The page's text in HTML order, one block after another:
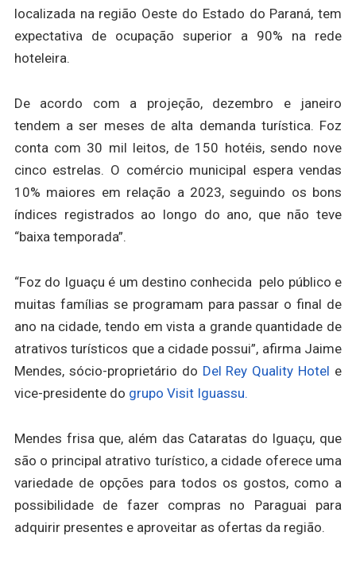
localizada na região Oeste do Estado do Paraná, tem
expectativa de ocupação superior a 90% na rede
hoteleira.
De acordo com a projeção, dezembro e janeiro
tendem a ser meses de alta demanda turística. Foz
conta com 30 mil leitos, de 150 hotéis, sendo nove
cinco estrelas. O comércio municipal espera vendas
10% maiores em relação a 2023, seguindo os bons
índices registrados ao longo do ano, que não teve
“baixa temporada”.
“Foz do Iguaçu é um destino conhecida pelo público e
muitas famílias se programam para passar o final de
ano na cidade, tendo em vista a grande quantidade de
atrativos turísticos que a cidade possui”, afirma Jaime
Mendes, sócio-proprietário do Del Rey Quality Hotel e
vice-presidente do grupo Visit Iguassu.
Mendes frisa que, além das Cataratas do Iguaçu, que
são o principal atrativo turístico, a cidade oferece uma
variedade de opções para todos os gostos, como a
possibilidade de fazer compras no Paraguai para
adquirir presentes e aproveitar as ofertas da região.